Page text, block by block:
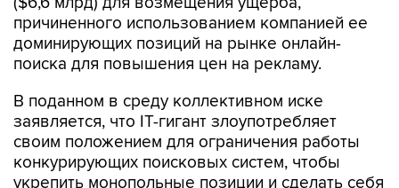
причиненного использованием компанией ее
доминирующих позиций на рынке онлайн-
поиска для повышения цен на рекламу.
В поданном в среду коллективном иске
заявляется, что IT-гигант злоупотребляет
своим положением для ограничения работы
конкурирующих поисковых систем, чтобы
укрепить монопольные позиции и сделать себя